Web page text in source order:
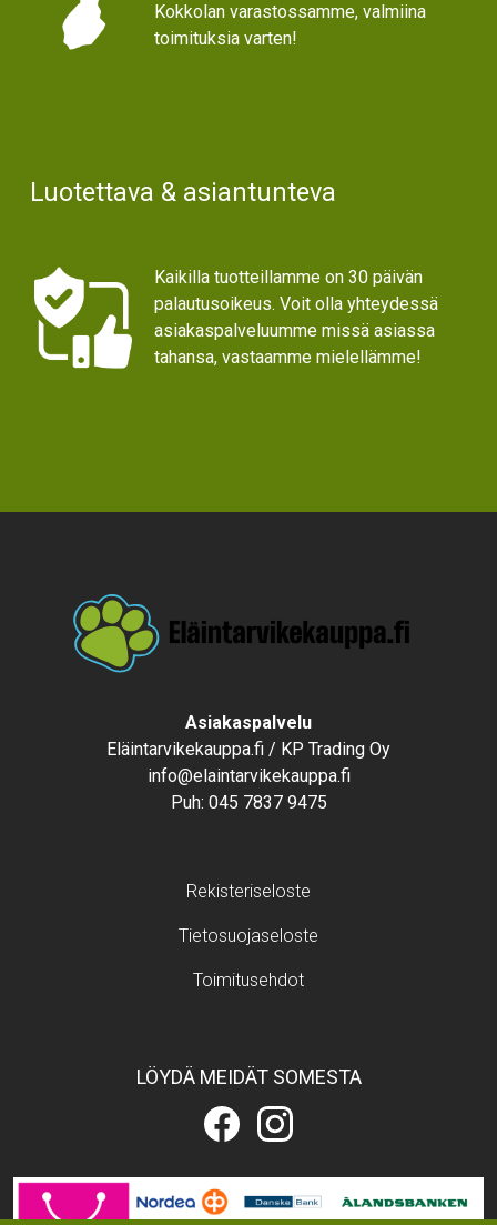
Kokkolan varastossamme, valmiina
toimituksia varten!
Luotettava & asiantunteva
Kaikilla tuotteillamme on 30 päivän
palautusoikeus. Voit olla yhteydessä
asiakaspalveluumme missä asiassa
tahansa, vastaamme mielellämme!
Asiakaspalvelu
Eläintarvikekauppa.fi / KP Trading Oy
info@elaintarvikekauppa.fi
Puh: 045 7837 9475
Rekisteriseloste
Tietosuojaseloste
Toimitusehdot
LÖYDÄ MEIDÄT SOMESTA
Eläintarvikekauppa.fi
Facebookissa
Eläintarvikekauppa.fi
Instagramissa
Image